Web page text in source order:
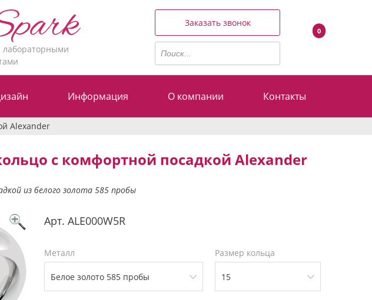
Заказать звонок
0
Информация О компании Контакты
Alexander
с комфортной посадкой Alexander
из белого золота 585 пробы
Арт. ALE000W5R
Металл Размер кольца